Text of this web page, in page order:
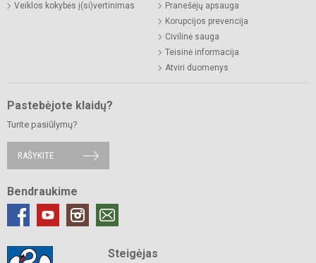
Veiklos kokybės į(si)vertinimas
Pranešėjų apsauga
Korupcijos prevencija
Civilinė sauga
Teisinė informacija
Atviri duomenys
Pastebėjote klaidų?
Turite pasiūlymų?
RAŠYKITE
Bendraukime
Steigėjas